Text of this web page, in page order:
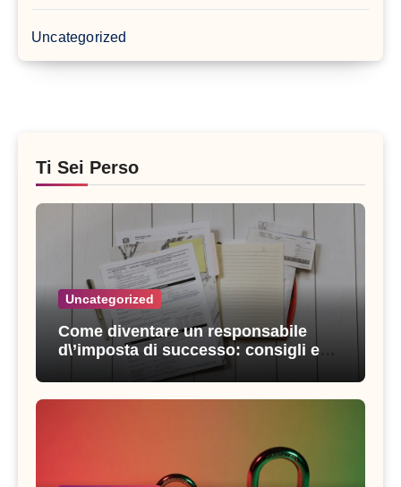
Uncategorized
Ti Sei Perso
Uncategorized
Come diventare un responsabile
d\’imposta di successo: consigli e
strategie vincenti